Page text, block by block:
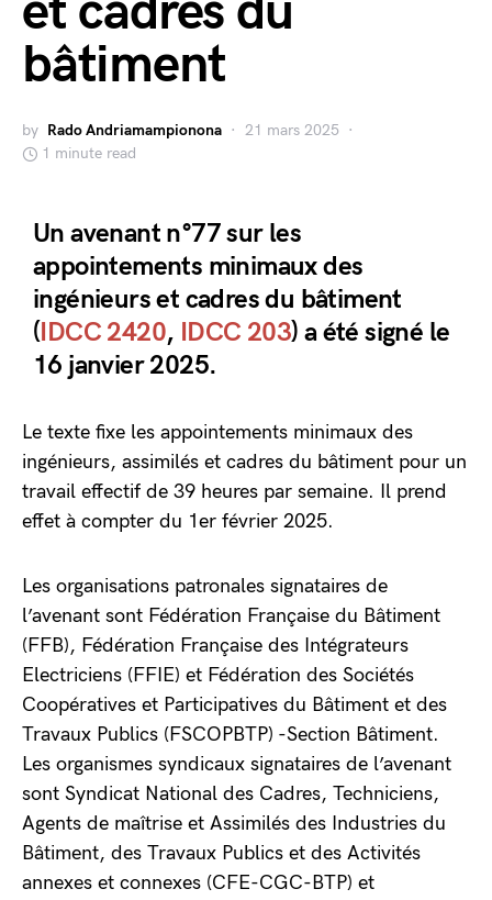
et cadres du
bâtiment
by Rado Andriamampionona
21 mars 2025
1 minute read
Un avenant n°77 sur les
appointements minimaux des
ingénieurs et cadres du bâtiment
(IDCC 2420, IDCC 203) a été signé le
16 janvier 2025.
Le texte fixe les appointements minimaux des
ingénieurs, assimilés et cadres du bâtiment pour un
travail effectif de 39 heures par semaine. Il prend
effet à compter du 1er février 2025.
Les organisations patronales signataires de
l’avenant sont Fédération Française du Bâtiment
(FFB), Fédération Française des Intégrateurs
Electriciens (FFIE) et Fédération des Sociétés
Coopératives et Participatives du Bâtiment et des
Travaux Publics (FSCOPBTP) -Section Bâtiment.
Les organismes syndicaux signataires de l’avenant
sont Syndicat National des Cadres, Techniciens,
Agents de maîtrise et Assimilés des Industries du
Bâtiment, des Travaux Publics et des Activités
annexes et connexes (CFE-CGC-BTP) et